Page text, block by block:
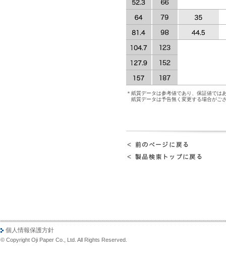
＊紙質データは参考値であり、保証値では
紙質データは予告無く変更する場合がご
個人情報保護方針
© Copyright Oji Paper Co., Ltd. All Rights Reserved.